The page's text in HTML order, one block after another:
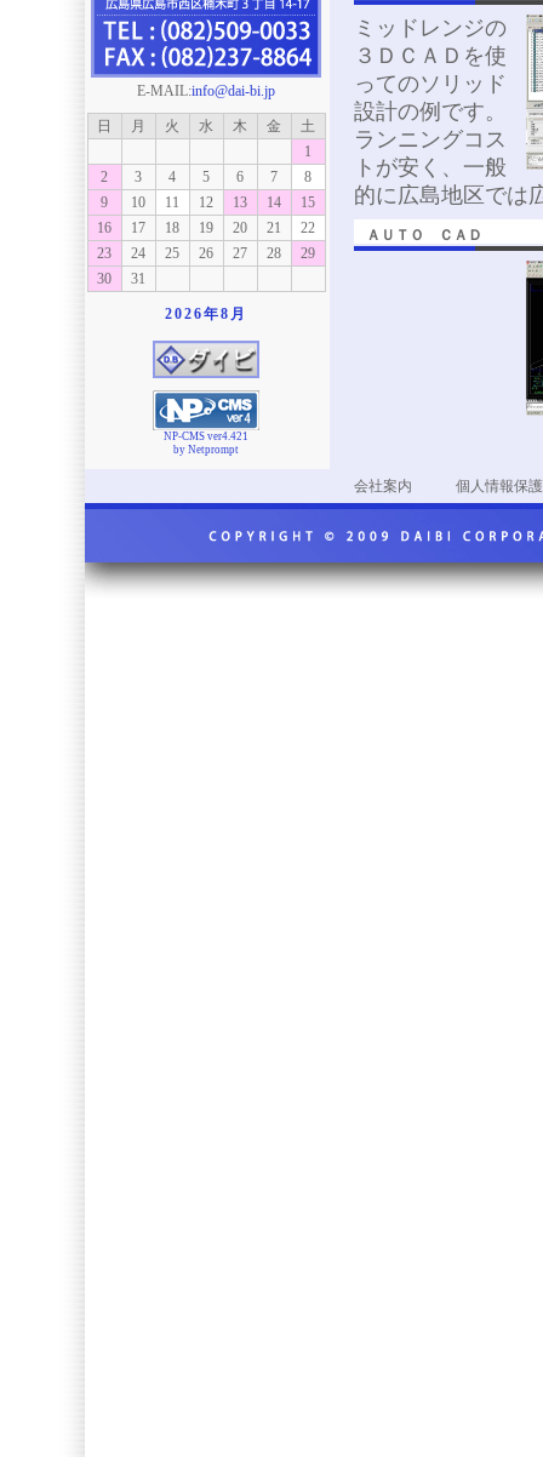
E-MAIL:info@dai-bi.jp
日 月 火 水 木 金
土
1
2
3 4 5 6 7
8
9
10 11 12 13 14
15
16
17 18 19 20 21
22
23
24 25 26 27 28
29
30
31
2026年8月
NP-CMS ver4.421
by Netprompt
ミッドレンジの
３ＤＣＡＤを使
ってのソリッド
設計の例です。
ランニングコス
トが安く、一般
的に広島地区では
ＡＵＴＯ ＣＡＤ
会社案内 個人情報保